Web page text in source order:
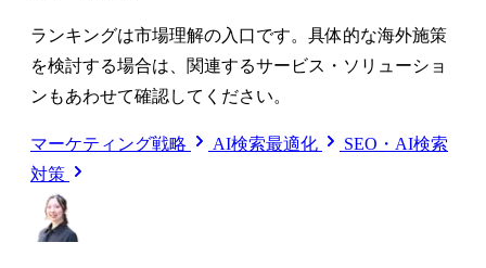
ランキングは市場理解の入口です。具体的な海外施策
を検討する場合は、関連するサービス・ソリューショ
ンもあわせて確認してください。
マーケティング戦略 AI検索最適化
SEO・AI検索
対策